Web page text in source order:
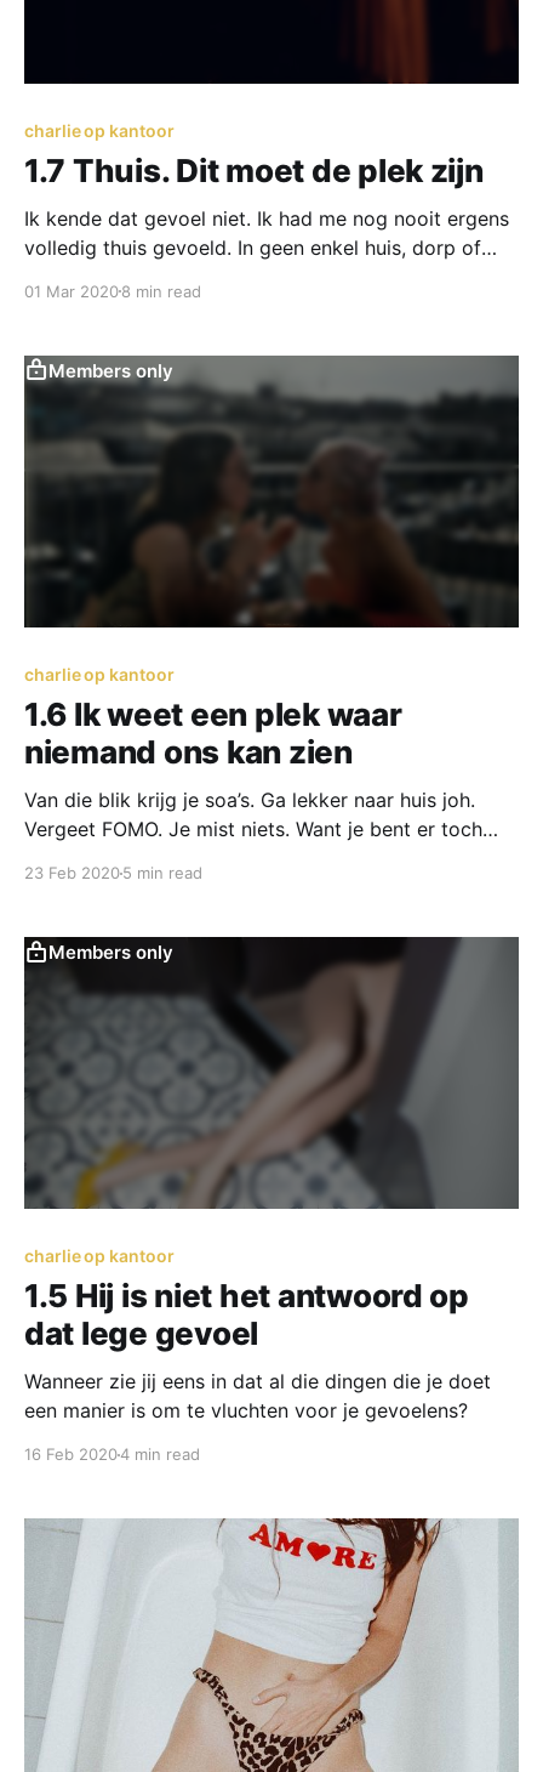
charlie op kantoor
1.7 Thuis. Dit moet de plek zijn
Ik kende dat gevoel niet. Ik had me nog nooit ergens
volledig thuis gevoeld. In geen enkel huis, dorp of
01 Mar 20208 min read
Members only
charlie op kantoor
1.6 Ik weet een plek waar
niemand ons kan zien
Van die blik krijg je soa’s. Ga lekker naar huis joh.
Vergeet FOMO. Je mist niets. Want je bent er toch
23 Feb 20205 min read
Members only
charlie op kantoor
1.5 Hij is niet het antwoord op
dat lege gevoel
Wanneer zie jij eens in dat al die dingen die je doet
een manier is om te vluchten voor je gevoelens?
16 Feb 20204 min read